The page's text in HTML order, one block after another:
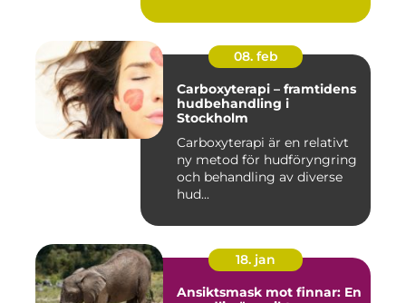
08. feb
Carboxyterapi – framtidens
hudbehandling i
Stockholm
Carboxyterapi är en relativt
ny metod för hudföryngring
och behandling av diverse
hud...
18. jan
Ansiktsmask mot finnar: En